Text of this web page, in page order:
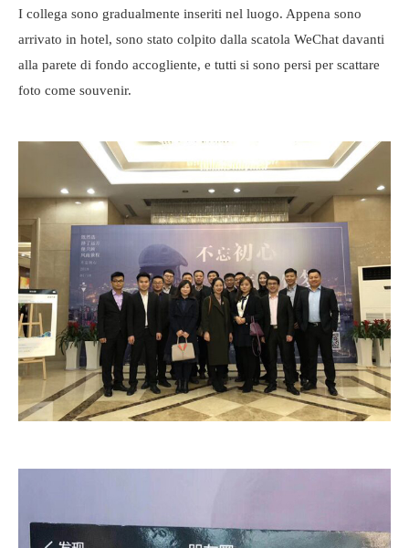
I collega sono gradualmente inseriti nel luogo. Appena sono
arrivato in hotel, sono stato colpito dalla scatola WeChat davanti
alla parete di fondo accogliente, e tutti si sono persi per scattare
foto come souvenir.